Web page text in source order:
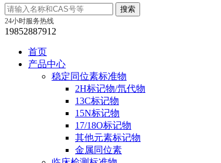
24小时服务热线
19852887912
首页
产品中心
稳定同位素标准物
2H标记物/氘代物
13C标记物
15N标记物
17/18O标记物
其他元素标记物
金属同位素